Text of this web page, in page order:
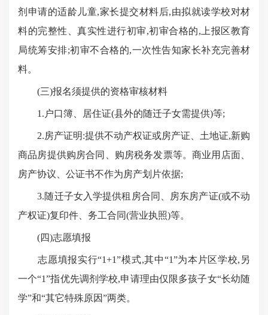
剂申请的适龄儿童,家长提交材料后,由拟就读学校对材
料的完整性、真实性进行初审,初审合格的,上报区教育
局统筹安排;初审不合格的,一次性告知家长补充完善材
料。
(三)报名须提供的资格审核材料
1.户口簿、居住证(县外的随迁子女需提供)等;
2.房产证明:提供不动产权证或房产证、土地证,新购
商品房提供购房合同、购房税务发票等。商业用店面、
房产协议、公证书不作为房产划片依据;
3.随迁子女入学提供租房合同、房东房产证(或不动
产权证)复印件、务工合同(营业执照)等。
(四)志愿填报
志愿填报实行“1+1”模式,其中“1”为本片区学校,另
一个“1”指优先调剂学校,申请理由仅限多孩子女“长幼随
学”和“其它特殊原因”两类。